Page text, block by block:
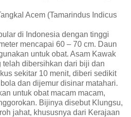
Acem (Tamarindus Indicus
di Indonesia dengan tinggi
mencapai 60 – 70 cm. Daun
untuk obat. Asam Kawak
dibersihkan dari biji dan
sekitar 10 menit, diberi sedikit
dan dijemur disinar matahari.
untuk obat macam macam,
Bijinya disebut Klungsu,
jahat, khususnya dari Kerajaan